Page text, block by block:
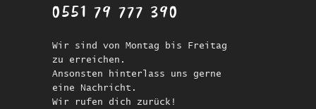
0551 79 777 390
Wir sind von Montag bis Freitag
zu erreichen.
Ansonsten hinterlass uns gerne
eine Nachricht.
Wir rufen dich zurück!